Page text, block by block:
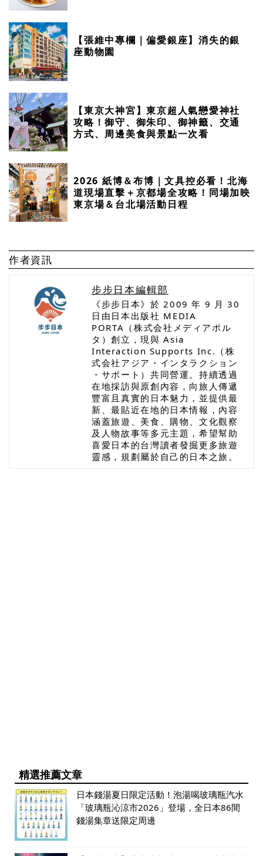
【張維中專欄｜偏愛銀座】消失的銀
座動物園
【東京大神宮】東京超人氣戀愛神社
攻略！御守、御朱印、御神籤、交通
方式、周邊美食與景點一次看
2026 紙博＆布博｜文具控必看！北海
道現場直擊＋京都場全攻略！同場加映
東京場＆台北場活動日程
作者資訊
步步日本編輯部
《步步日本》於 2009 年 9 月 30
日由日本出版社 MEDIA
PORTA（株式会社メディアポル
タ）創立，現與 Asia
Interaction Supports Inc.（株
式会社アジア・インタラクション
・サポート）共同營運。持續透過
在地採訪與原創內容，向旅人傳遞
豐富且真實的日本魅力，並提供最
新、最貼近在地的日本情報，內容
涵蓋旅遊、美食、購物、文化觀察
及人物故事等多元主題，希望幫助
喜愛日本的台灣讀者發掘更多旅遊
靈感，規劃屬於自己的日本之旅。
精選推薦文章
日本錢湯夏日限定活動！泡湯喝玻璃瓶汽水
「玻璃瓶沁涼市2026」登場，全日本86間
錢湯集章送限定周邊